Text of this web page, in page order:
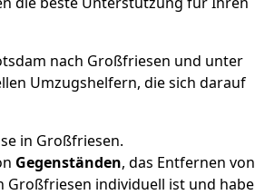
nach Großfriesen und unter
Umzugshelfern, die sich darauf
in Großfriesen.
Gegenständen, das Entfernen von
Großfriesen individuell ist und